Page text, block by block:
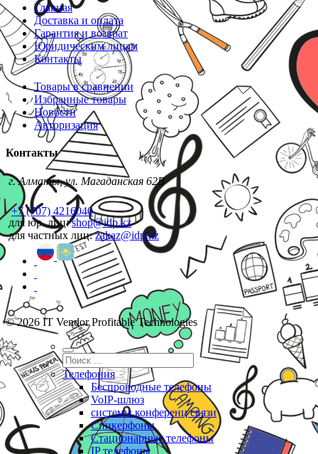
Главная
Доставка и оплата
Гарантия и возврат
Юридическим лицам
Контакты
Товары в сравнении
Избранные товары
Новости
Авторизация
Контакты
г. Алматы, ул. Магаданская 62В
+7 (707) 4216040
для юр. лиц:shop@idp.kz
для частных лиц:zakaz@idp.kz
© 2026 IT Vendor Profitable Technologies
Телефония
Беспроводные телефоны
VoIP-шлюз
системы конференц связи
Спикерфоны
Стационарные телефоны
IP телефоны